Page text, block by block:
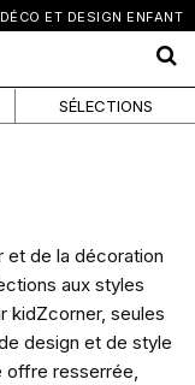
ET DESIGN ENFANT ×
SÉLECTIONS
et de la décoration
aux styles
kidZcorner, seules
design et de style
offre resserrée,